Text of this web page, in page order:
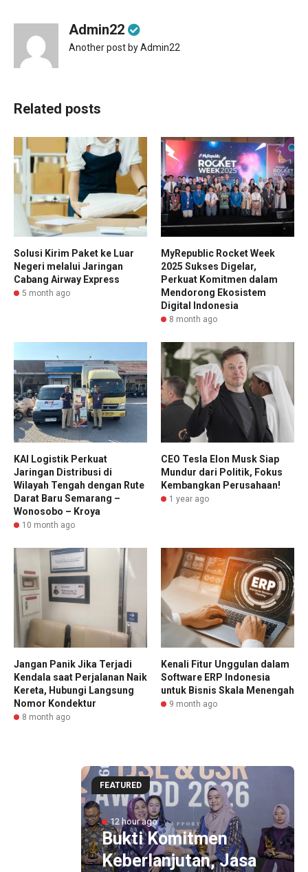
Admin22
Another post by Admin22
Related posts
Solusi Kirim Paket ke Luar
Negeri melalui Jaringan
Cabang Airway Express
5 month ago
MyRepublic Rocket Week
2025 Sukses Digelar,
Perkuat Komitmen dalam
Mendorong Ekosistem
Digital Indonesia
8 month ago
KAI Logistik Perkuat
Jaringan Distribusi di
Wilayah Tengah dengan Rute
Darat Baru Semarang –
Wonosobo – Kroya
10 month ago
CEO Tesla Elon Musk Siap
Mundur dari Politik, Fokus
Kembangkan Perusahaan!
1 year ago
Jangan Panik Jika Terjadi
Kendala saat Perjalanan Naik
Kereta, Hubungi Langsung
Nomor Kondektur
8 month ago
Kenali Fitur Unggulan dalam
Software ERP Indonesia
untuk Bisnis Skala Menengah
9 month ago
FEATURED
12 hour ago
Bukti Komitmen
Keberlanjutan, Jasa